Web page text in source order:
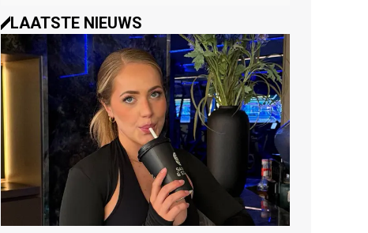
LAATSTE NIEUWS